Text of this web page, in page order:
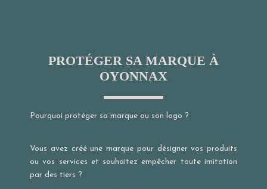
PROTÉGER SA MARQUE À
OYONNAX
Pourquoi protéger sa marque ou son logo ?
Vous avez créé une marque pour désigner vos produits
ou vos services et souhaitez empêcher toute imitation
par des tiers ?